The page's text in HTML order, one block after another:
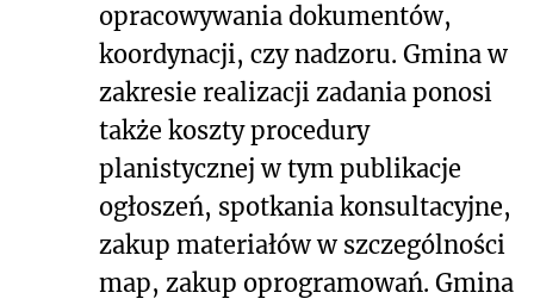
opracowywania dokumentów,
koordynacji, czy nadzoru. Gmina w
zakresie realizacji zadania ponosi
także koszty procedury
planistycznej w tym publikacje
ogłoszeń, spotkania konsultacyjne,
zakup materiałów w szczególności
map, zakup oprogramowań. Gmina